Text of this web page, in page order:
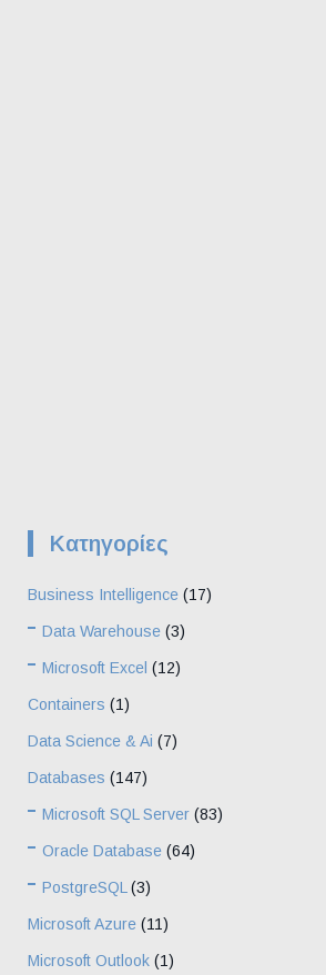
Kατηγορίες
Business Intelligence (17)
Data Warehouse (3)
Microsoft Excel (12)
Containers (1)
Data Science & Ai (7)
Databases (147)
Microsoft SQL Server (83)
Oracle Database (64)
PostgreSQL (3)
Microsoft Azure (11)
Microsoft Outlook (1)